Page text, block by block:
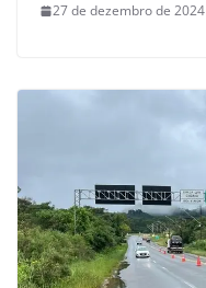
27 de dezembro de 2024